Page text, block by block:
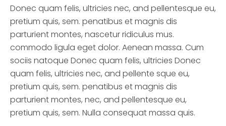
Donec quam felis, ultricies nec, and pellentesque eu,
pretium quis, sem. penatibus et magnis dis
parturient montes, nascetur ridiculus mus.
commodo ligula eget dolor. Aenean massa. Cum
sociis natoque Donec quam felis, ultricies Donec
quam felis, ultricies nec, and pellente sque eu,
pretium quis, sem. penatibus et magnis dis
parturient montes, nec, and pellentesque eu,
pretium quis, sem. Nulla consequat massa quis.